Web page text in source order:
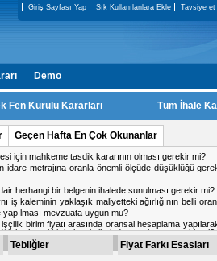
Giriş Sayfası Yap Sık Kullanılanlara Ekle Tavsiye et
Demo
Fen Kurulu Kararları Tüm İhale
Geçen Hafta En Çok Okunanlar
herhangi bir belgenin ihalede sunulması gerekir mi?
IP adresinden diğer firmanın da teklif
aynı tarih olabilir mi?
yazması gerekir mi?
olarak belirlenmesi mevzuata uygun mu?
ayrı satır açılabilir mi
Tebliğler Fiyat Farkı Esasları